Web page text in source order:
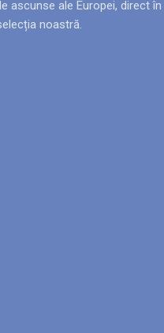
ascunse ale Europei, direct în
noastră.